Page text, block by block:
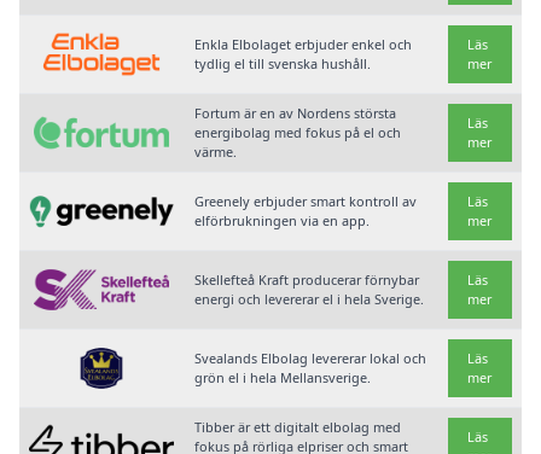
Enkla Elbolaget erbjuder enkel och
tydlig el till svenska hushåll.
Läs
mer
Fortum är en av Nordens största
energibolag med fokus på el och
värme.
Läs
mer
Greenely erbjuder smart kontroll av
elförbrukningen via en app.
Läs
mer
Skellefteå Kraft producerar förnybar
energi och levererar el i hela Sverige.
Läs
mer
Svealands Elbolag levererar lokal och
grön el i hela Mellansverige.
Läs
mer
Tibber är ett digitalt elbolag med
fokus på rörliga elpriser och smart
Läs